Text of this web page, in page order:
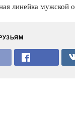
линейка мужской